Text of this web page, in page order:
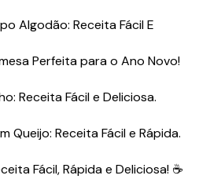
Algodão: Receita Fácil E
Perfeita para o Ano Novo!
Receita Fácil e Deliciosa.
Queijo: Receita Fácil e Rápida.
Fácil, Rápida e Deliciosa! ☕